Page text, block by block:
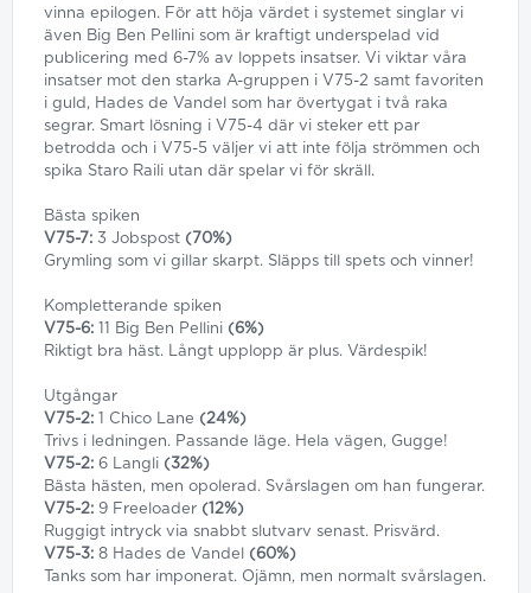
vinna epilogen. För att höja värdet i systemet singlar vi
även Big Ben Pellini som är kraftigt underspelad vid
publicering med 6-7% av loppets insatser. Vi viktar våra
insatser mot den starka A-gruppen i V75-2 samt favoriten
i guld, Hades de Vandel som har övertygat i två raka
segrar. Smart lösning i V75-4 där vi steker ett par
betrodda och i V75-5 väljer vi att inte följa strömmen och
spika Staro Raili utan där spelar vi för skräll.
Bästa spiken
V75-7: 3 Jobspost (70%)
Grymling som vi gillar skarpt. Släpps till spets och vinner!
Kompletterande spiken
V75-6: 11 Big Ben Pellini (6%)
Riktigt bra häst. Långt upplopp är plus. Värdespik!
Utgångar
V75-2: 1 Chico Lane (24%)
Trivs i ledningen. Passande läge. Hela vägen, Gugge!
V75-2: 6 Langli (32%)
Bästa hästen, men opolerad. Svårslagen om han fungerar.
V75-2: 9 Freeloader (12%)
Ruggigt intryck via snabbt slutvarv senast. Prisvärd.
V75-3: 8 Hades de Vandel (60%)
Tanks som har imponerat. Ojämn, men normalt svårslagen.